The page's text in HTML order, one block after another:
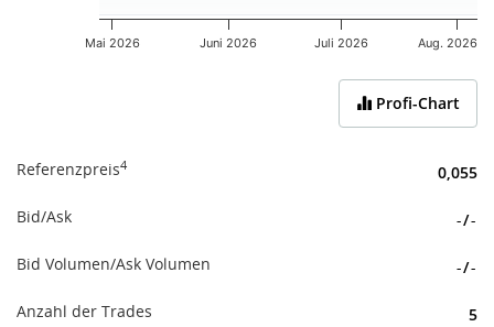
Mai 2026 Juni 2026 Juli 2026 Aug. 2026
Profi-Chart
Referenzpreis4 0,055
Bid/Ask -/-
Bid Volumen/Ask Volumen -/-
Anzahl der Trades 5